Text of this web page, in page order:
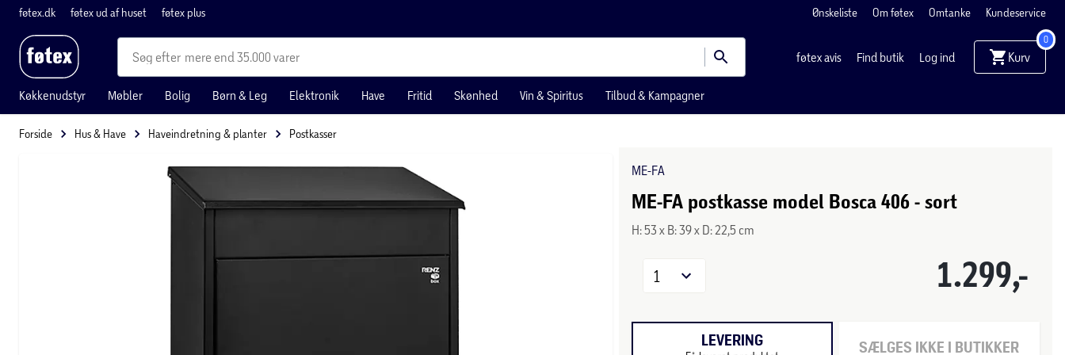
føtex.dk føtex ud af huset føtex plus Ønskeliste Om føtex Omtanke Kundeservice
mere end 35.000 varer føtex avis Find butik Log ind Kurv
0
Køkkenudstyr Møbler Bolig Børn & Leg Elektronik Have Fritid Skønhed Vin & Spiritus Tilbud & Kampagner
Forside Hus & Have Haveindretning & planter Postkasser
ME-FA
ME-FA postkasse model Bosca 406 - sort
H: 53 x B: 39 x D: 22,5 cm
1.299,-
1
LEVERING SÆLGES IKKE I BUTIKKER